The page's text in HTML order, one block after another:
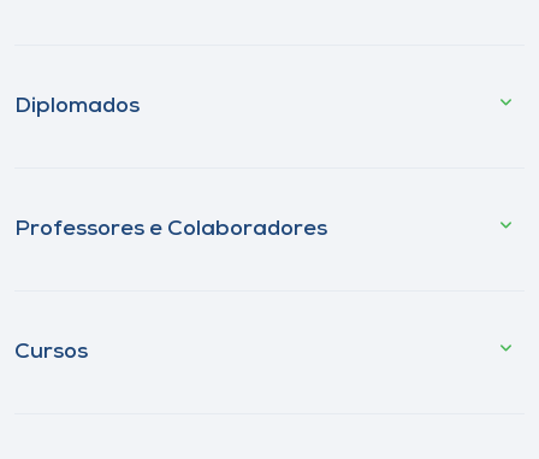
Diplomados
Professores e Colaboradores
Cursos